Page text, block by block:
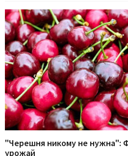
"Черешня никому не нужна":
урожай